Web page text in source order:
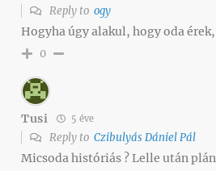
Reply to ogy
Hogyha úgy alakul, hogy oda
0
Tusi 5 éve
Reply to Czibulyás Dániel Pál
Micsoda históriás ? Lelle után